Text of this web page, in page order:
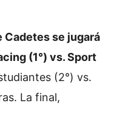
Cadetes se jugará
(1°) vs. Sport
(2°) vs.
La final,